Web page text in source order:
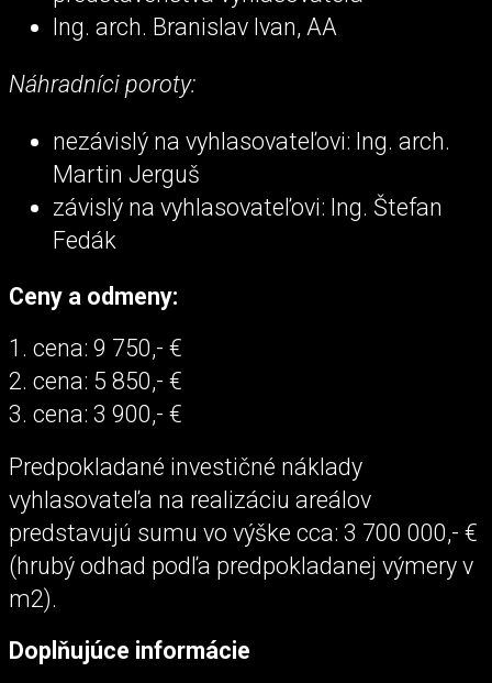
Ing. arch. Branislav Ivan, AA
Náhradníci poroty:
nezávislý na vyhlasovateľovi: Ing. arch.
Martin Jerguš
závislý na vyhlasovateľovi: Ing. Štefan
Fedák
Ceny a odmeny:
1. cena: 9 750,- €
2. cena: 5 850,- €
3. cena: 3 900,- €
Predpokladané investičné náklady
vyhlasovateľa na realizáciu areálov
predstavujú sumu vo výške cca: 3 700 000,- €
(hrubý odhad podľa predpokladanej výmery v
m2).
Doplňujúce informácie